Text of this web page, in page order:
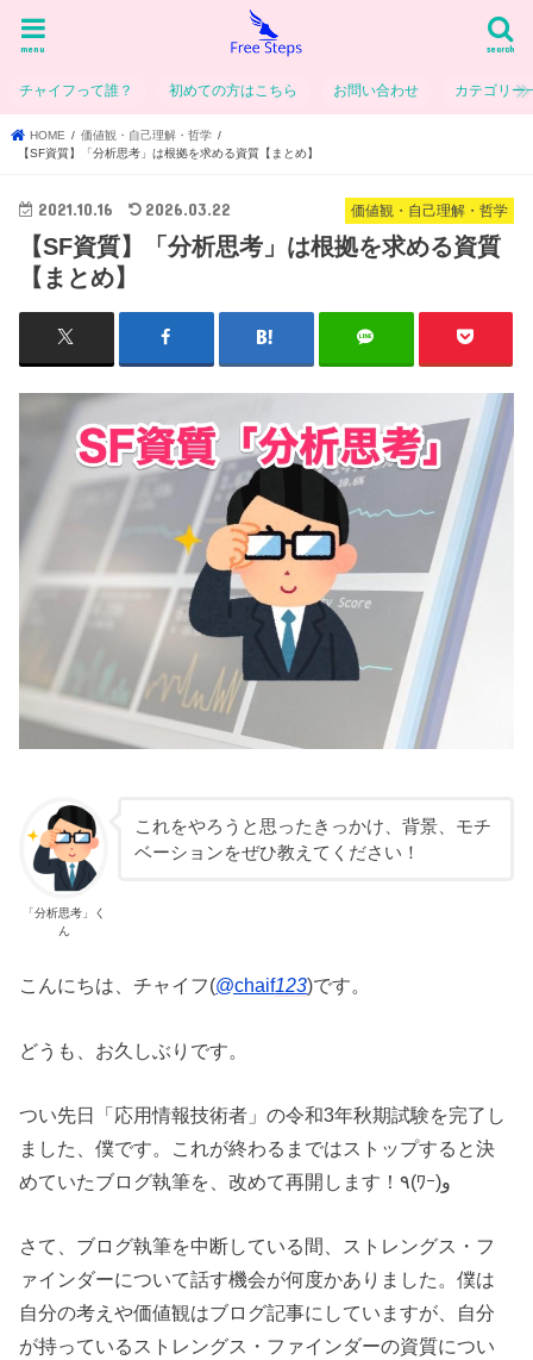
search
menu
チャイフって誰？ 初めての方はこちら お問い合わせ カテゴリー
HOME
価値観・自己理解・哲学
【SF資質】「分析思考」は根拠を求める資質【まとめ】
価値観・自己理解・哲学
2021.10.16 2026.03.22
【SF資質】「分析思考」は根拠を求める資質
【まとめ】
「分析思考」く
ん
これをやろうと思ったきっかけ、背景、モチ
ベーションをぜひ教えてください！
こんにちは、チャイフ(@chaif123)です。
どうも、お久しぶりです。
つい先日「応用情報技術者」の令和3年秋期試験を完了し
ました、僕です。これが終わるまではストップすると決
めていたブログ執筆を、改めて再開します！٩(ﾜｰ)و
さて、ブログ執筆を中断している間、ストレングス・フ
ァインダーについて話す機会が何度かありました。僕は
自分の考えや価値観はブログ記事にしていますが、自分
が持っているストレングス・ファインダーの資質につい